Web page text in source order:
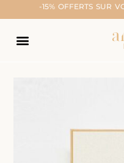
-15% OFFERTS SUR